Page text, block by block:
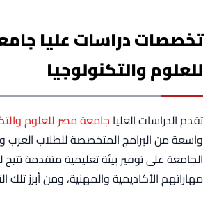
تخصصات دراسات عليا
للعلوم والتكنولوجيا
تقدم الدراسات العليا جامعة مصر للعلوم
واسعة من البرامج المتخصصة للطلاب العرب
الجامعة على توفير بيئة تعليمية متقدمة تتيح
مهاراتهم الأكاديمية والمهنية، ومن أبرز تلك